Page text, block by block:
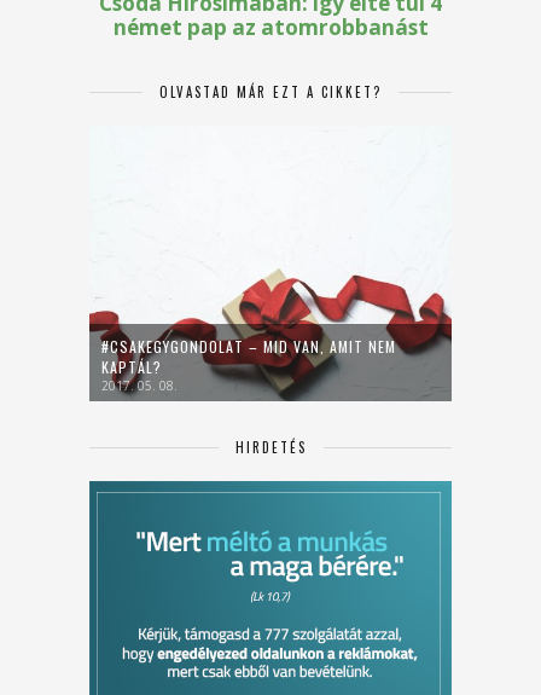
OLVASTAD MÁR EZT A CIKKET?
#CSAKEGYGONDOLAT – MID VAN, AMIT NEM
KAPTÁL?
2017. 05. 08.
HIRDETÉS